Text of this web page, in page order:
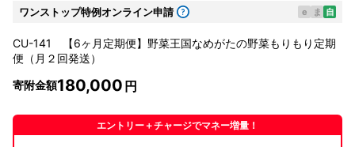
ワンストップ特例オンライン申請 e ま 自
CU-141 【6ヶ月定期便】野菜王国なめがたの野菜もりもり定期
便（月２回発送）
寄附金額180,000
エントリー＋チャージでマネー増量！